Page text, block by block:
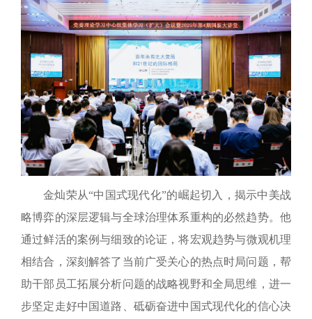
金灿荣从“中国式现代化”的崛起切入，揭示中美战
略博弈的深层逻辑与全球治理体系重构的必然趋势。他
通过鲜活的案例与细致的论证，将宏观趋势与微观机理
相结合，深刻解答了当前广受关心的热点时局问题，帮
助干部员工拓展分析问题的战略视野和全局思维，进一
步坚定走好中国道路、砥砺奋进中国式现代化的信心决